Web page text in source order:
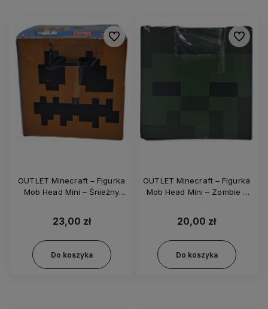
OUTLET Minecraft – Figurka
Mob Head Mini – Śnieżny
23,00 zł
Do koszyka
Do ulubionych
OUTLET Minecraft – Figurka
Mob Head Mini – Zombie -
20,00 zł
Do koszyka
Do